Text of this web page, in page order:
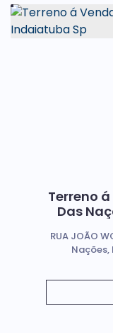
Terreno
Das
RUA JOÃO
Nações,